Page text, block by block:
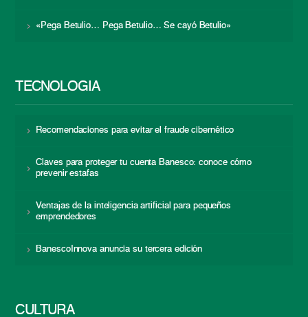
«Pega Betulio… Pega Betulio… Se cayó Betulio»
TECNOLOGÍA
Recomendaciones para evitar el fraude cibernético
Claves para proteger tu cuenta Banesco: conoce cómo
prevenir estafas
Ventajas de la inteligencia artificial para pequeños
emprendedores
BanescoInnova anuncia su tercera edición
CULTURA